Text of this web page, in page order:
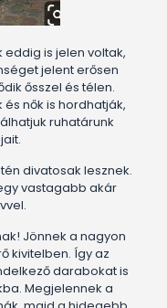
eddig is jelen voltak,
jelent erősen
ősszel és télen.
nők is hordhatják,
ruhatárunk
divatosak lesznek.
vastagabb akár
Jönnek a nagyon
kivitelben. Így az
darabokat is
Megjelennek a